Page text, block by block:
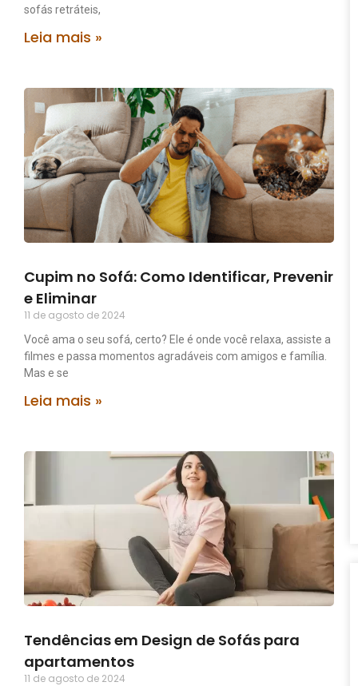
sofás retráteis,
Leia mais »
Cupim no Sofá: Como Identificar, Prevenir
e Eliminar
11 de agosto de 2024
Você ama o seu sofá, certo? Ele é onde você relaxa, assiste a
filmes e passa momentos agradáveis com amigos e família.
Mas e se
Leia mais »
Tendências em Design de Sofás para
apartamentos
11 de agosto de 2024